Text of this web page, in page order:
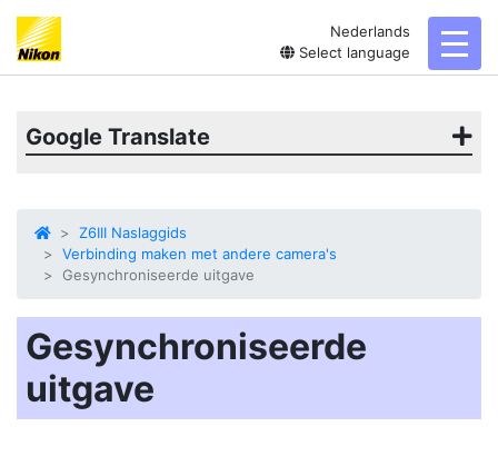
Nederlands
Select language
Google Translate
Z6III Naslaggids
Verbinding maken met andere camera's
Gesynchroniseerde uitgave
Gesynchroniseerde
uitgave